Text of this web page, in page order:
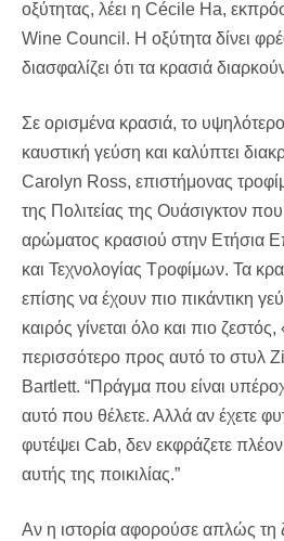
οξύτητας, λέει η Cécile Ha,
Wine Council. Η οξύτητα δίνει
διασφαλίζει ότι τα κρασιά
Σε ορισμένα κρασιά, το
καυστική γεύση και καλύπτει
Carolyn Ross, επιστήμονας
της Πολιτείας της Ουάσιγκτον
αρώματος κρασιού στην Ετήσια
και Τεχνολογίας Τροφίμων. Τα
επίσης να έχουν πιο πικάντικη
καιρός γίνεται όλο και πιο
περισσότερο προς αυτό το στυλ
Bartlett. “Πράγμα που είναι
αυτό που θέλετε. Αλλά αν έχετε
φυτέψει Cab, δεν εκφράζετε
αυτής της ποικιλίας.”
Αν η ιστορία αφορούσε απλώς τη